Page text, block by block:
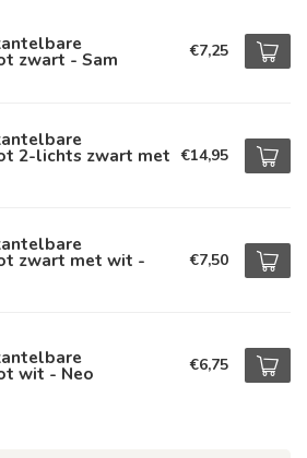
zwart - Sam €7,25
2-lichts zwart met €14,95
zwart met wit - €7,50
wit - Neo €6,75